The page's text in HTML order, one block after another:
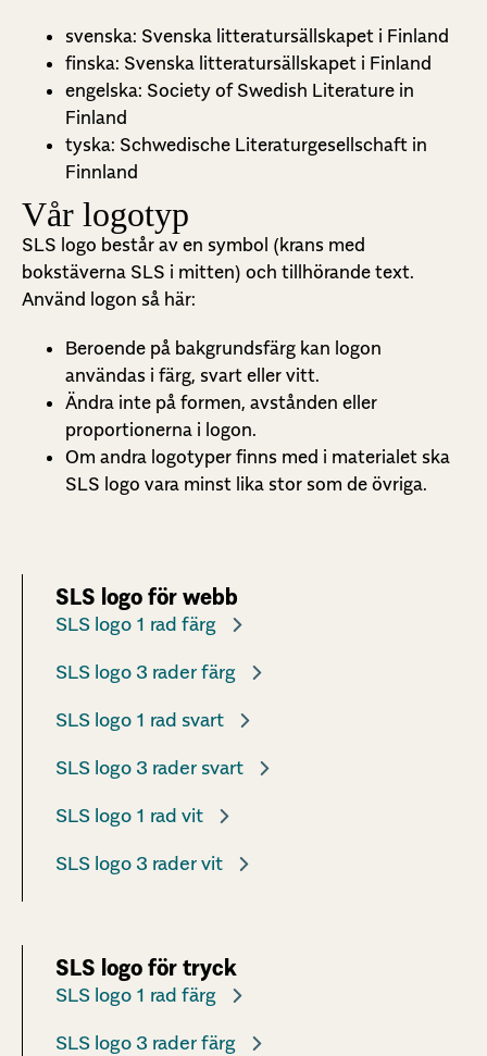
svenska: Svenska litteratursällskapet i Finland
finska: Svenska litteratursällskapet i Finland
engelska: Society of Swedish Literature in
Finland
tyska: Schwedische Literaturgesellschaft in
Finnland
Vår logotyp
SLS logo består av en symbol (krans med
bokstäverna SLS i mitten) och tillhörande text.
Använd logon så här:
Beroende på bakgrundsfärg kan logon
användas i färg, svart eller vitt.
Ändra inte på formen, avstånden eller
proportionerna i logon.
Om andra logotyper finns med i materialet ska
SLS logo vara minst lika stor som de övriga.
SLS logo för webb
SLS logo 1 rad färg
SLS logo 3 rader färg
SLS logo 1 rad svart
SLS logo 3 rader svart
SLS logo 1 rad vit
SLS logo 3 rader vit
SLS logo för tryck
SLS logo 1 rad färg
SLS logo 3 rader färg